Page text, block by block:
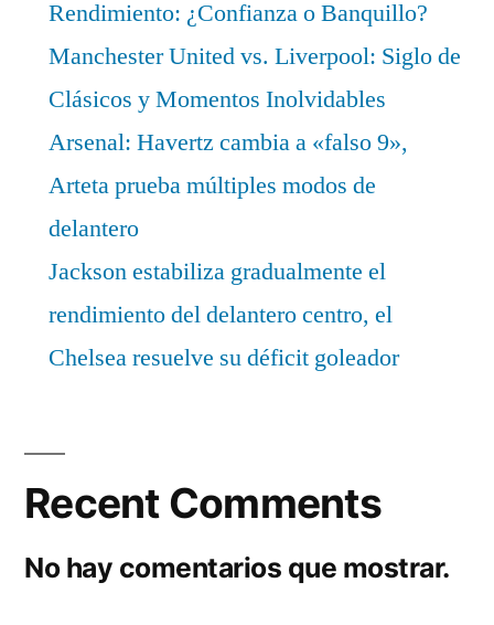
Rendimiento: ¿Confianza o Banquillo?
Manchester United vs. Liverpool: Siglo de
Clásicos y Momentos Inolvidables
Arsenal: Havertz cambia a «falso 9»,
Arteta prueba múltiples modos de
delantero
Jackson estabiliza gradualmente el
rendimiento del delantero centro, el
Chelsea resuelve su déficit goleador
Recent Comments
No hay comentarios que mostrar.